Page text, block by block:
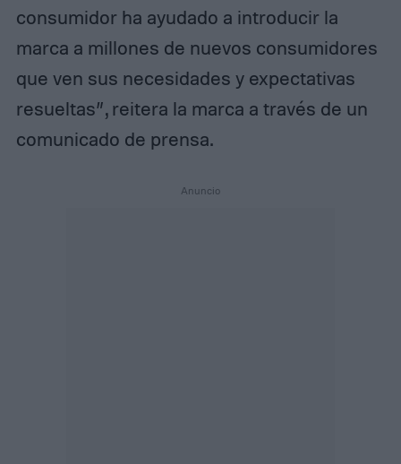
consumidor ha ayudado a introducir la
marca a millones de nuevos consumidores
que ven sus necesidades y expectativas
resueltas”, reitera la marca a través de un
comunicado de prensa.